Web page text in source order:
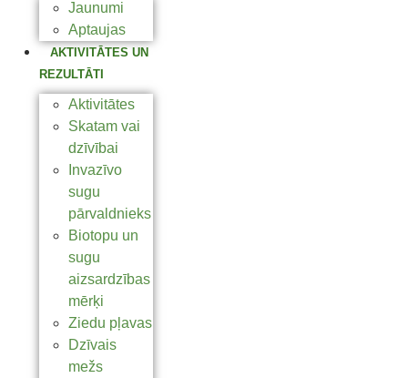
Jaunumi
Aptaujas
AKTIVITĀTES UN
REZULTĀTI
Aktivitātes
Skatam vai
dzīvībai
Invazīvo
sugu
pārvaldnieks
Biotopu un
sugu
aizsardzības
mērķi
Ziedu pļavas
Dzīvais
mežs